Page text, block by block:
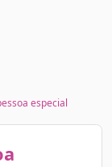
especial